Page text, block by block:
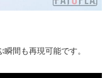
間も再現可能です。